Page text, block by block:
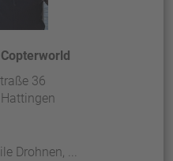
36
Drohnen, ...